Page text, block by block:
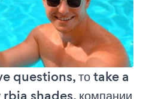
questions, то take a